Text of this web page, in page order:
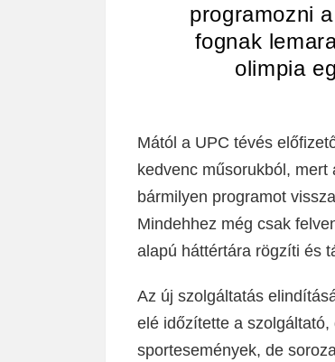
programozni
fognak
olimpia
Mától a UPC tévés
kedvenc műsorukból,
bármilyen programot
Mindehhez még csak
alapú háttértára rögzíti és
Az új szolgáltatás
elé időzítette a
sportesemények, de